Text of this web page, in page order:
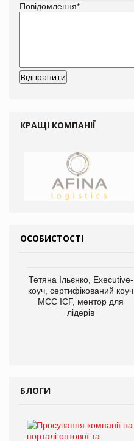
Повідомлення*
КРАЩІ КОМПАНІЇ
ОСОБИСТОСТІ
Тетяна Ільєнко, Executive-
коуч, сертифікований коуч
МСС ICF, ментор для
лідерів
БЛОГИ